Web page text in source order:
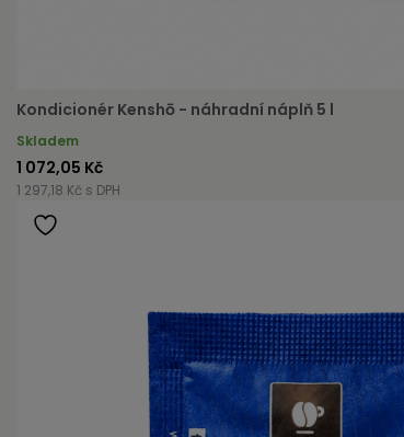
Kondicionér Kenshō - náhradní náplň 5 l
Skladem
1 072,05 Kč
1 297,18 Kč s DPH